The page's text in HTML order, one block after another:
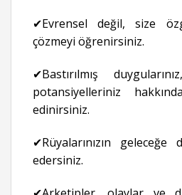
✔Evrensel değil, size
çözmeyi öğrenirsiniz.
✔Bastırılmış
potansiyelleriniz
edinirsiniz.
✔Rüyalarınızın
edersiniz.